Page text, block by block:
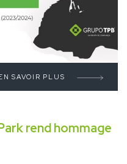
SAVOIR PLUS
rend hommage